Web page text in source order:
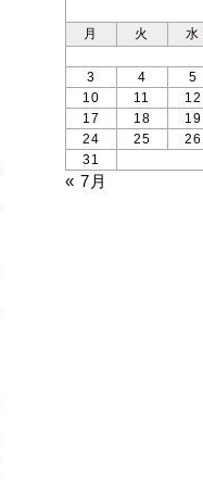
月
火 水
3
4 5
10
11 12
17
18 19
24
25 26
31
« 7月